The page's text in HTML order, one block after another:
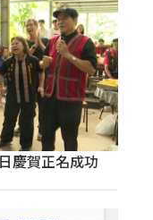
慶賀正名成功